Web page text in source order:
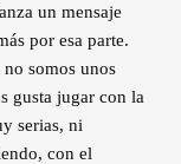
un mensaje
por esa parte.
somos unos
gusta jugar con la
serias, ni
con el